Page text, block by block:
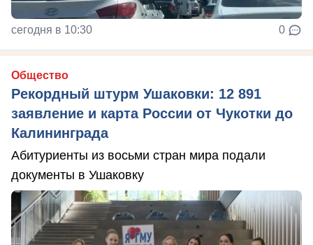
сегодня в 10:30 0
Общество
Рекордный штурм Ушаковки: 12 891
заявление и карта России от Чукотки до
Калининграда
Абитуриенты из восьми стран мира подали
документы в Ушаковку